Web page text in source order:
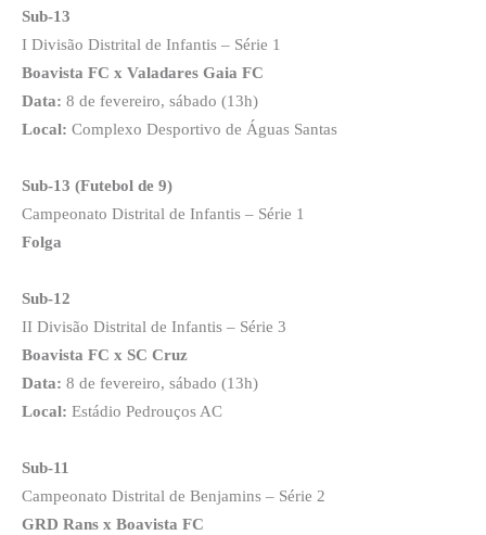
Sub-13
I Divisão Distrital de Infantis – Série 1
Boavista FC x Valadares Gaia FC
Data: 8 de fevereiro, sábado (13h)
Local: Complexo Desportivo de Águas Santas
Sub-13 (Futebol de 9)
Campeonato Distrital de Infantis – Série 1
Folga
Sub-12
II Divisão Distrital de Infantis – Série 3
Boavista FC x SC Cruz
Data: 8 de fevereiro, sábado (13h)
Local: Estádio Pedrouços AC
Sub-11
Campeonato Distrital de Benjamins – Série 2
GRD Rans x Boavista FC